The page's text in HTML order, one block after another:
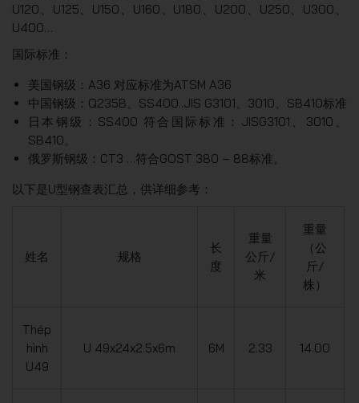
U120、U125、U150、U160、U180、U200、U250、U300、
U400…
国际标准：
美国钢级：A36 对应标准为ATSM A36
中国钢级：Q235B、SS400..JIS G3101、3010、SB410标准
日本钢级：SS400 符合国际标准：JISG3101、3010、
SB410。
俄罗斯钢级：CT3 …符合GOST 380 – 88标准。
以下是U型钢查表汇总，供详细参考：
姓名 规格
长
度
重量
公斤/
米
重量
（公
斤/
株）
Thép
hình
U49
U 49x24x2.5x6m 6M 2.33 14.00